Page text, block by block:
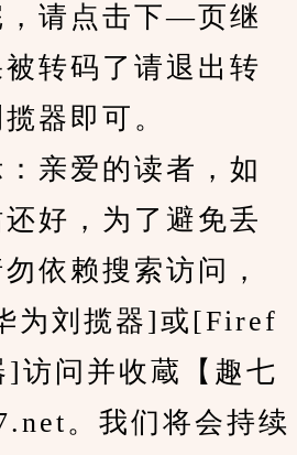
请点击下—页继
转码了请退出转
器即可。
爱的读者，如
好，为了避免丢
依赖搜索访问，
为刘揽器]或[Firef
访问并收蔵【趣七
。我们将会持续